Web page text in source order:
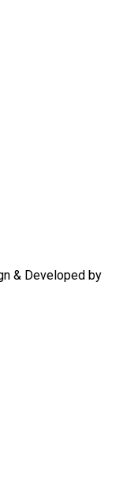
& Developed by